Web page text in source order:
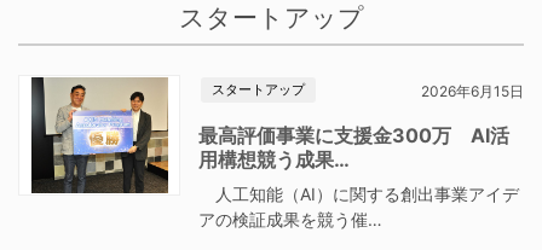
スタートアップ
スタートアップ 2026年6月15日
最高評価事業に支援金300万 AI活
用構想競う成果…
人工知能（AI）に関する創出事業アイデ
アの検証成果を競う催…